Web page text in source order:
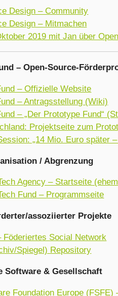
Design – Community
Design – Mitmachen
2019 mit Jan über
– Open-Source-
– Offizielle Website
– Antragsstellung (Wiki)
– „Der Prototype Fund“
Projektseite zum
„14 Mio. Euro später
/ Abgrenzung
Agency – Startseite
Fund – Programmseite
assoziierter Projekte
Föderiertes Social Network
Spiegel) Repository
Software & Gesellschaft
Foundation Europe (FSFE)